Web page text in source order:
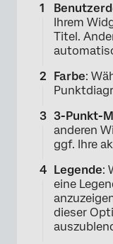
Ihrem
Titel.
Farbe:
3-Punkt-
anderen
ggf. Ihre
Legende:
eine
dieser